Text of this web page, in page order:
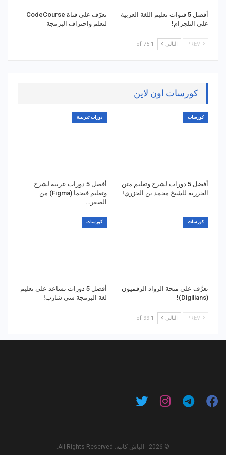
أفضل 5 قنوات تعليم اللغة العربية
على التلجرام!
تعرّف على قناة CodeCourse
لتعلم واحتراف البرمجة
التالي 1 of 75
كورسات اون لاين
كورسات
أفضل 5 دورات لشرح وتعليم متن
الجزرية للشيخ محمد بن الجزري!
دورات تدريبية
أفضل 5 دورات عربية لشرح
وتعليم فيجما (Figma) من
الصفر…
كورسات
تعرَّف على منحة الرواد الرقميون
(Digilians)!
كورسات
أفضل 5 دورات تساعد على تعليم
لغة البرمجة سي شارب!
التالي 1 of 99
© 2026 - الباش كاتبة. All Rights Reserved.